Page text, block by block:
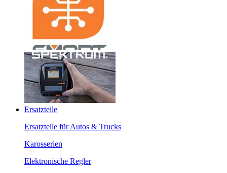
Ersatzteile
Ersatzteile für Autos & Trucks
Karosserien
Elektronische Regler